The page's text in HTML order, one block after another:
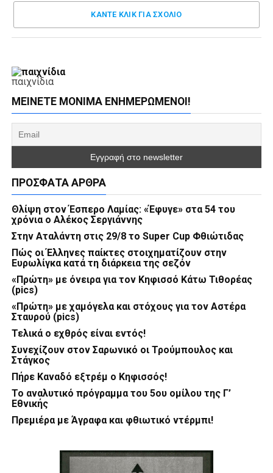
ΚΑΝΤΕ ΚΛΊΚ ΓΙΑ ΣΧΌΛΙΟ
παιχνίδια
ΜΕΊΝΕΤΕ ΜΌΝΙΜΑ ΕΝΗΜΕΡΏΜΕΝΟΙ!
ΠΡΌΣΦΑΤΑ ΆΡΘΡΑ
Θλίψη στον Έσπερο Λαμίας: «Έφυγε» στα 54 του
χρόνια ο Αλέκος Σεργιάννης
Στην Αταλάντη στις 29/8 το Super Cup Φθιώτιδας
Πώς οι Έλληνες παίκτες στοιχηματίζουν στην
Ευρωλίγκα κατά τη διάρκεια της σεζόν
«Πρώτη» με όνειρα για τον Κηφισσό Κάτω Τιθορέας
(pics)
«Πρώτη» με χαμόγελα και στόχους για τον Αστέρα
Σταυρού (pics)
Τελικά ο εχθρός είναι εντός!
Συνεχίζουν στον Σαρωνικό οι Τρούμπουλος και
Στάγκος
Πήρε Καναδό εξτρέμ ο Κηφισσός!
Το αναλυτικό πρόγραμμα του 5ου ομίλου της Γ’
Εθνικής
Πρεμιέρα με Άγραφα και φθιωτικό ντέρμπι!